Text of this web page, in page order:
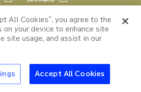
冷たい食べ物で夏を
快適に！｜定番から
20歳未満飲酒・飲酒運転。妊
期の飲酒は、胎児・乳児の発
All Cookies”, you agree to the
on your device to enhance site
site usage, and assist in our
Accept All Cookies